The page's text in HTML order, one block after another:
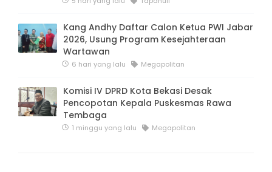
Kang Andhy Daftar Calon Ketua PWI Jabar
2026, Usung Program Kesejahteraan
Wartawan
6 hari yang lalu Megapolitan
Komisi IV DPRD Kota Bekasi Desak
Pencopotan Kepala Puskesmas Rawa
Tembaga
1 minggu yang lalu Megapolitan